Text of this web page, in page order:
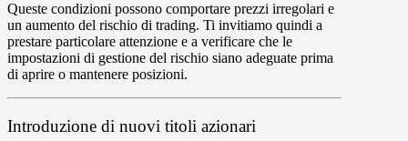
Queste condizioni possono comportare prezzi irregolari e
un aumento del rischio di trading. Ti invitiamo quindi a
prestare particolare attenzione e a verificare che le
impostazioni di gestione del rischio siano adeguate prima
di aprire o mantenere posizioni.
Introduzione di nuovi titoli azionari